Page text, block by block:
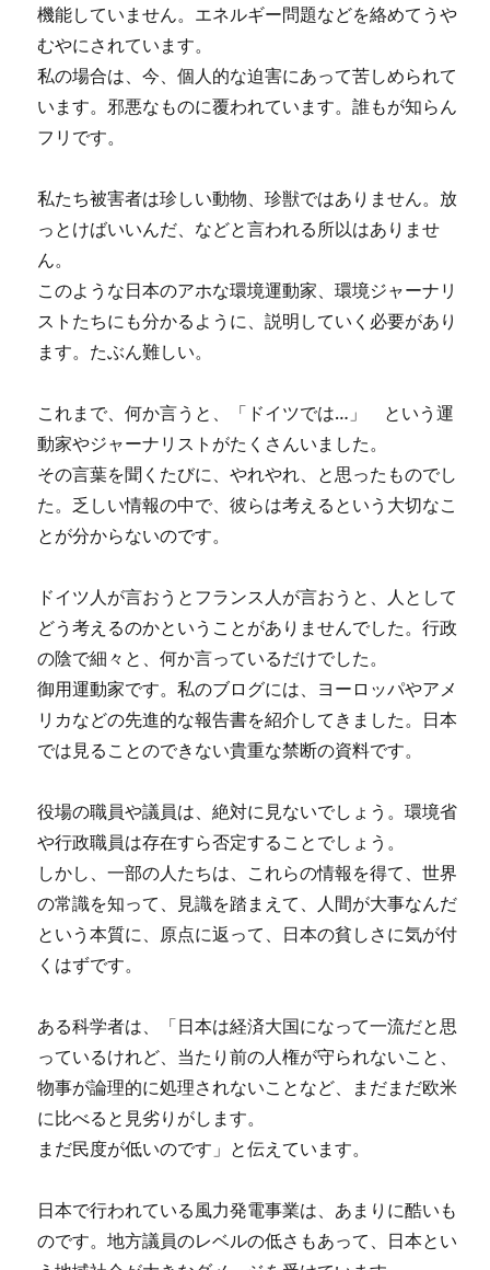
機能していません。エネルギー問題などを絡めてうや
むやにされています。
私の場合は、今、個人的な迫害にあって苦しめられて
います。邪悪なものに覆われています。誰もが知らん
フリです。
私たち被害者は珍しい動物、珍獣ではありません。放
っとけばいいんだ、などと言われる所以はありませ
ん。
このような日本のアホな環境運動家、環境ジャーナリ
ストたちにも分かるように、説明していく必要があり
ます。たぶん難しい。
これまで、何か言うと、「ドイツでは…」 という運
動家やジャーナリストがたくさんいました。
その言葉を聞くたびに、やれやれ、と思ったものでし
た。乏しい情報の中で、彼らは考えるという大切なこ
とが分からないのです。
ドイツ人が言おうとフランス人が言おうと、人として
どう考えるのかということがありませんでした。行政
の陰で細々と、何か言っているだけでした。
御用運動家です。私のブログには、ヨーロッパやアメ
リカなどの先進的な報告書を紹介してきました。日本
では見ることのできない貴重な禁断の資料です。
役場の職員や議員は、絶対に見ないでしょう。環境省
や行政職員は存在すら否定することでしょう。
しかし、一部の人たちは、これらの情報を得て、世界
の常識を知って、見識を踏まえて、人間が大事なんだ
という本質に、原点に返って、日本の貧しさに気が付
くはずです。
ある科学者は、「日本は経済大国になって一流だと思
っているけれど、当たり前の人権が守られないこと、
物事が論理的に処理されないことなど、まだまだ欧米
に比べると見劣りがします。
まだ民度が低いのです」と伝えています。
日本で行われている風力発電事業は、あまりに酷いも
のです。地方議員のレベルの低さもあって、日本とい